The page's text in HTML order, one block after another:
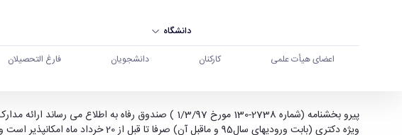
دانشگاه
اعضای هیأت علمی کارکنان دانشجویان فارغ التحصیلان
اطلاعیه وام - دانشگاه بوعلی سینا همدان